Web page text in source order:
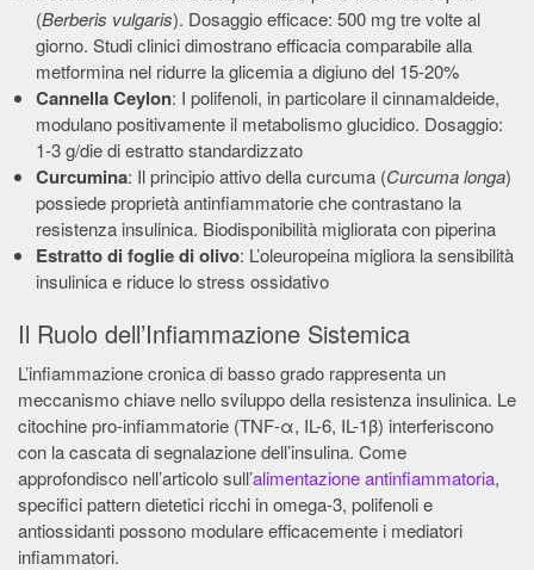
(Berberis vulgaris). Dosaggio efficace: 500 mg tre volte al
giorno. Studi clinici dimostrano efficacia comparabile alla
metformina nel ridurre la glicemia a digiuno del 15-20%
Cannella Ceylon: I polifenoli, in particolare il cinnamaldeide,
modulano positivamente il metabolismo glucidico. Dosaggio:
1-3 g/die di estratto standardizzato
Curcumina: Il principio attivo della curcuma (Curcuma longa)
possiede proprietà antinfiammatorie che contrastano la
resistenza insulinica. Biodisponibilità migliorata con piperina
Estratto di foglie di olivo: L’oleuropeina migliora la sensibilità
insulinica e riduce lo stress ossidativo
Il Ruolo dell’Infiammazione Sistemica
L’infiammazione cronica di basso grado rappresenta un
meccanismo chiave nello sviluppo della resistenza insulinica. Le
citochine pro-infiammatorie (TNF-α, IL-6, IL-1β) interferiscono
con la cascata di segnalazione dell’insulina. Come
approfondisco nell’articolo sull’alimentazione antinfiammatoria,
specifici pattern dietetici ricchi in omega-3, polifenoli e
antiossidanti possono modulare efficacemente i mediatori
infiammatori.